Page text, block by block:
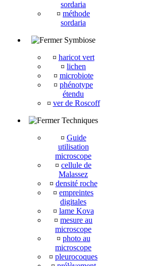
sordaria
¤ méthode
sordaria
Symbiose
¤ haricot vert
¤ lichen
¤ microbiote
¤ phénotype
étendu
¤ ver de Roscoff
Techniques
¤ Guide
utilisation
microscope
¤ cellule de
Malassez
¤ densité roche
¤ empreintes
digitales
¤ lame Kova
¤ mesure au
microscope
¤ photo au
microscope
¤ pleurocoques